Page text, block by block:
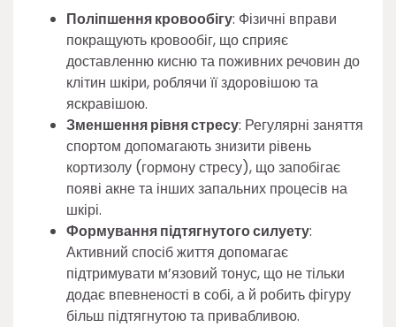
Поліпшення кровообігу: Фізичні вправи
покращують кровообіг, що сприяє
доставленню кисню та поживних речовин до
клітин шкіри, роблячи її здоровішою та
яскравішою.
Зменшення рівня стресу: Регулярні заняття
спортом допомагають знизити рівень
кортизолу (гормону стресу), що запобігає
появі акне та інших запальних процесів на
шкірі.
Формування підтягнутого силуету:
Активний спосіб життя допомагає
підтримувати м’язовий тонус, що не тільки
додає впевненості в собі, а й робить фігуру
більш підтягнутою та привабливою.